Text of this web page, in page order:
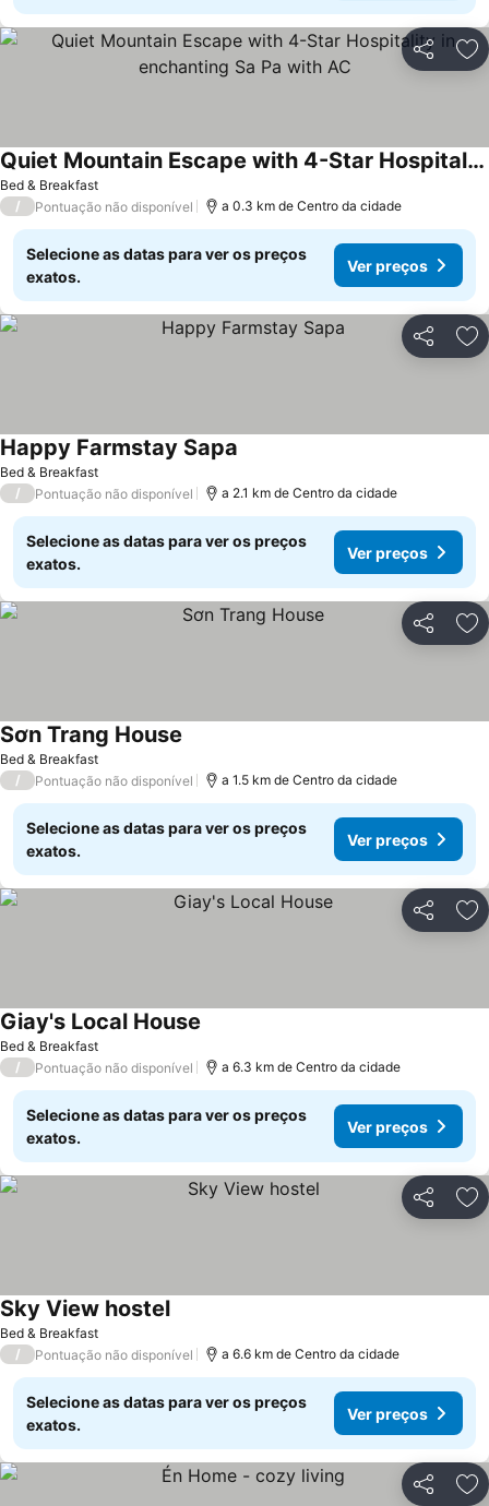
Partilhar
Bed & Breakfast
Quiet Mountain Escape with 4-Star Hospitality in enchanting Sa Pa with AC
/ Pontuação não disponível a 0.3 km de Centro da cidade
Selecione as datas para ver os preços
exatos.
Ver preços
Partilhar
Bed & Breakfast
Happy Farmstay Sapa
/ Pontuação não disponível a 2.1 km de Centro da cidade
Selecione as datas para ver os preços
exatos.
Ver preços
Partilhar
Bed & Breakfast
Sơn Trang House
/ Pontuação não disponível a 1.5 km de Centro da cidade
Selecione as datas para ver os preços
exatos.
Ver preços
Partilhar
Bed & Breakfast
Giay's Local House
/ Pontuação não disponível a 6.3 km de Centro da cidade
Selecione as datas para ver os preços
exatos.
Ver preços
Partilhar
Bed & Breakfast
Sky View hostel
/ Pontuação não disponível a 6.6 km de Centro da cidade
Selecione as datas para ver os preços
exatos.
Ver preços
Partilhar